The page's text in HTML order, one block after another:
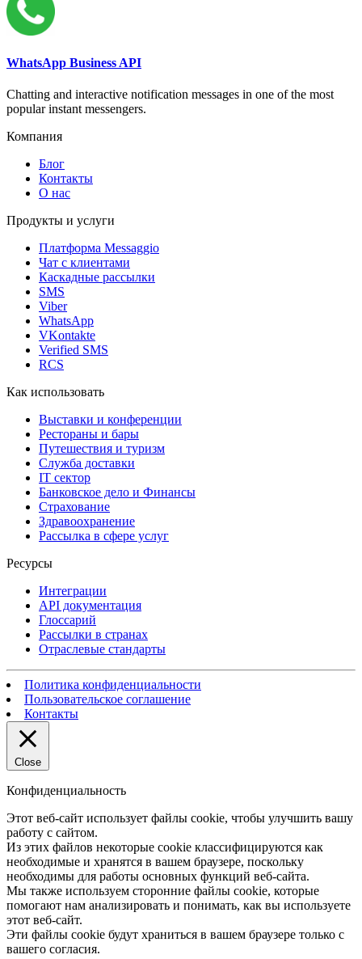
WhatsApp Business API
Chatting and interactive notification messages in one of the most
popular instant messengers.
Компания
Блог
Контакты
О нас
Продукты и услуги
Платформа Messaggio
Чат с клиентами
Каскадные рассылки
SMS
Viber
WhatsApp
VKontakte
Verified SMS
RCS
Как использовать
Выставки и конференции
Рестораны и бары
Путешествия и туризм
Служба доставки
IT сектор
Банковское дело и Финансы
Страхование
Здравоохранение
Рассылка в сфере услуг
Ресурсы
Интеграции
API документация
Глоссарий
Рассылки в странах
Отраслевые стандарты
Политика конфиденциальности
Пользовательское соглашение
Контакты
Close
Конфиденциальность
Этот веб-сайт использует файлы cookie, чтобы улучшить вашу
работу с сайтом.
Из этих файлов некоторые cookie классифицируются как
необходимые и хранятся в вашем браузере, поскольку
необходимы для работы основных функций веб-сайта.
Мы также используем сторонние файлы cookie, которые
помогают нам анализировать и понимать, как вы используете
этот веб-сайт.
Эти файлы cookie будут храниться в вашем браузере только с
вашего согласия.